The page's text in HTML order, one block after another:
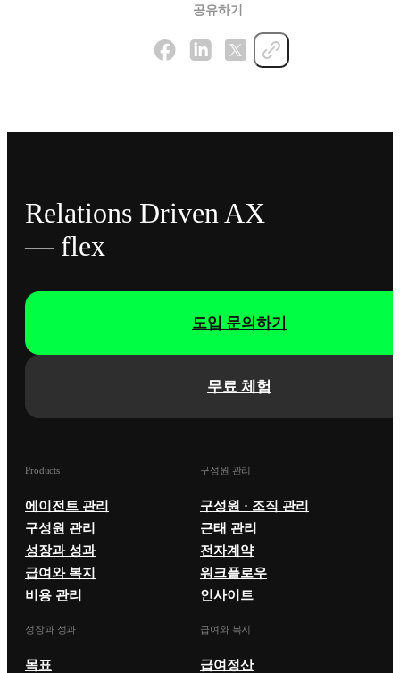
공유하기
Relations Driven AX
— flex
무료 체험
도입 문의하기
Products
에이전트 관리
구성원 관리
성장과 성과
급여와 복지
비용 관리
구성원 관리
구성원 · 조직 관리
근태 관리
전자계약
워크플로우
인사이트
성장과 성과
목표
급여와 복지
급여정산